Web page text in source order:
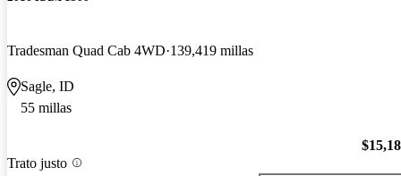
Tradesman Quad Cab 4WD 139,419 millas
Sagle, ID
55 millas
Trato justo